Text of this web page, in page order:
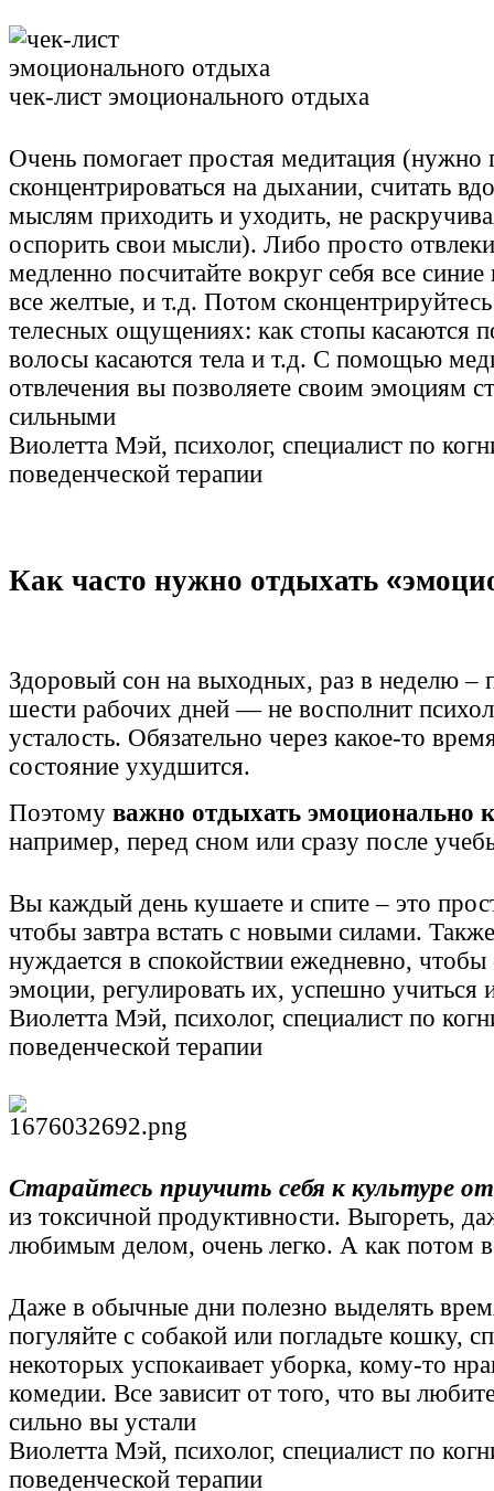
чек-лист эмоционального отдыха
Очень помогает простая медитация (нужно
сконцентрироваться на дыхании, считать
мыслям приходить и уходить, не
оспорить свои мысли). Либо просто
медленно посчитайте вокруг себя все
все желтые, и т.д. Потом
телесных ощущениях: как стопы касаются
волосы касаются тела и т.д. С помощью
отвлечения вы позволяете своим эмоциям
сильными
Виолетта Мэй, психолог, специалист по
поведенческой терапии
Как часто нужно отдыхать «
Здоровый сон на выходных, раз в неделю –
шести рабочих дней — не восполнит
усталость. Обязательно через какое-то
состояние ухудшится.
Поэтому важно отдыхать эмоционально
например, перед сном или сразу после
Вы каждый день кушаете и спите – это
чтобы завтра встать с новыми силами.
нуждается в спокойствии ежедневно, чтобы
эмоции, регулировать их, успешно учиться
Виолетта Мэй, психолог, специалист по
поведенческой терапии
Старайтесь приучить себя к культуре
из токсичной продуктивности. Выгореть,
любимым делом, очень легко. А как потом
Даже в обычные дни полезно выделять
погуляйте с собакой или погладьте кошку,
некоторых успокаивает уборка, кому-то
комедии. Все зависит от того, что вы
сильно вы устали
Виолетта Мэй, психолог, специалист по
поведенческой терапии